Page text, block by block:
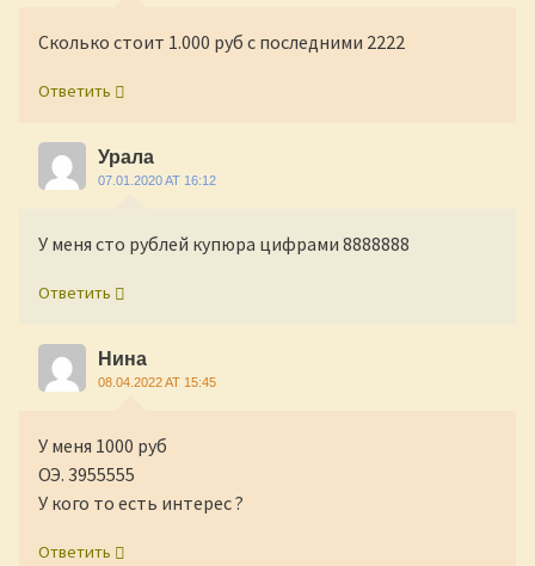
Сколько стоит 1.000 руб с последними 2222
Ответить
Урала
07.01.2020 AT 16:12
У меня сто рублей купюра цифрами 8888888
Ответить
Нина
08.04.2022 AT 15:45
У меня 1000 руб
ОЭ. 3955555
У кого то есть интерес ?
Ответить